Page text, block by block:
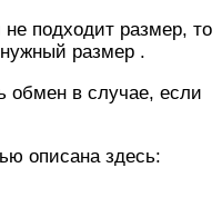
подходит размер, то
размер .
обмен в случае, если
описана здесь: